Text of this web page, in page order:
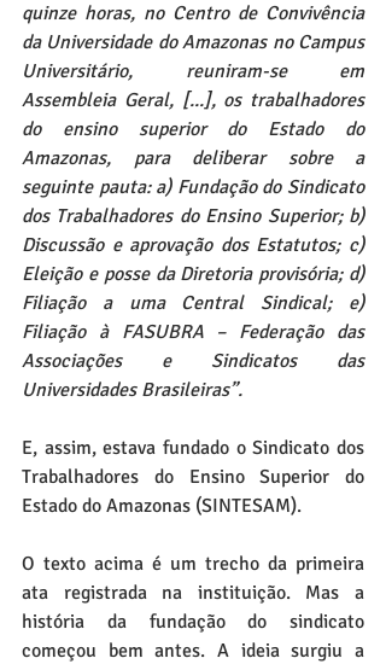
quinze horas, no Centro de Convivência
da Universidade do Amazonas no Campus
Universitário, reuniram-se em
Assembleia Geral, [...], os trabalhadores
do ensino superior do Estado do
Amazonas, para deliberar sobre a
seguinte pauta: a) Fundação do Sindicato
dos Trabalhadores do Ensino Superior; b)
Discussão e aprovação dos Estatutos; c)
Eleição e posse da Diretoria provisória; d)
Filiação a uma Central Sindical; e)
Filiação à FASUBRA – Federação das
Associações e Sindicatos das
Universidades Brasileiras”.
E, assim, estava fundado o Sindicato dos
Trabalhadores do Ensino Superior do
Estado do Amazonas (SINTESAM).
O texto acima é um trecho da primeira
ata registrada na instituição. Mas a
história da fundação do sindicato
começou bem antes. A ideia surgiu a